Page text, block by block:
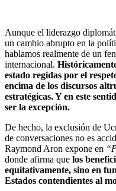
Aunque el liderazgo
un cambio abrupto en la
hablamos realmente de un
internacional.
estado regidas por el
encima de los discursos
estratégicas. Y en este
ser la excepción.
De hecho, la exclusión de
de conversaciones no es
Raymond Aron expone en
donde afirma que los
equitativamente, sino en
Estados contendientes al